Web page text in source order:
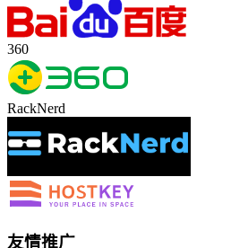
360
RackNerd
友情推广